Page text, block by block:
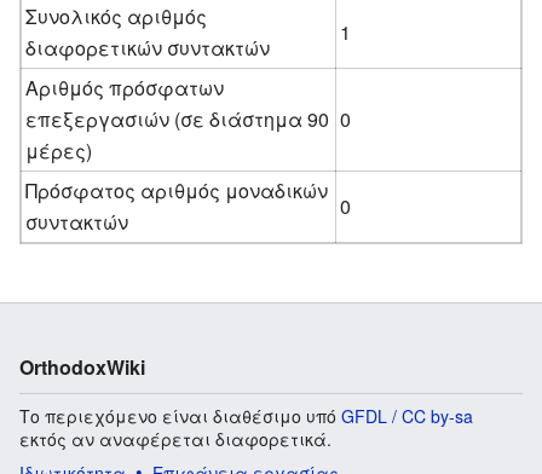
Συνολικός αριθμός
διαφορετικών συντακτών
1
Αριθμός πρόσφατων
επεξεργασιών (σε διάστημα 90
μέρες)
0
Πρόσφατος αριθμός μοναδικών
συντακτών
0
OrthodoxWiki
Το περιεχόμενο είναι διαθέσιμο υπό GFDL / CC by-sa
εκτός αν αναφέρεται διαφορετικά.